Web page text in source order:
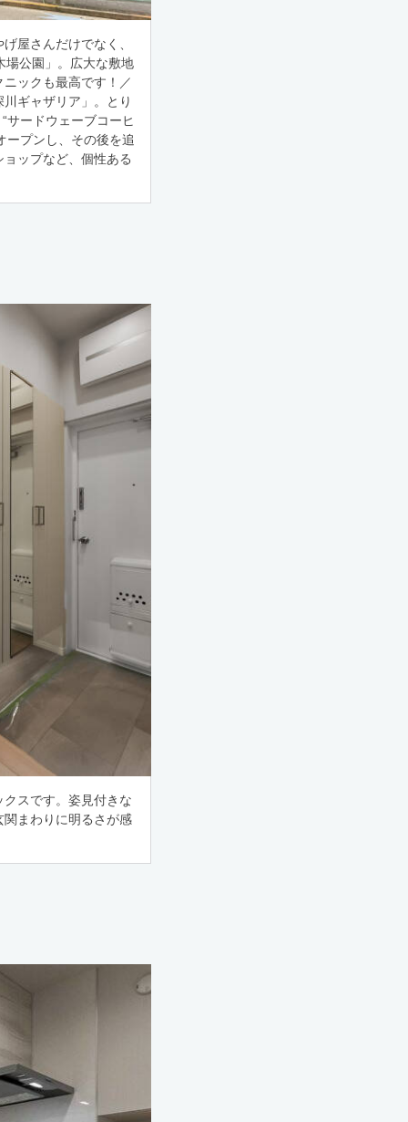
屋さんだけでなく、
場公園」。広大な敷地
ックも最高です！／
ギャザリア」。とり
サードウェーブコーヒ
ープンし、その後を追
ップなど、個性ある
スです。姿見付きな
まわりに明るさが感